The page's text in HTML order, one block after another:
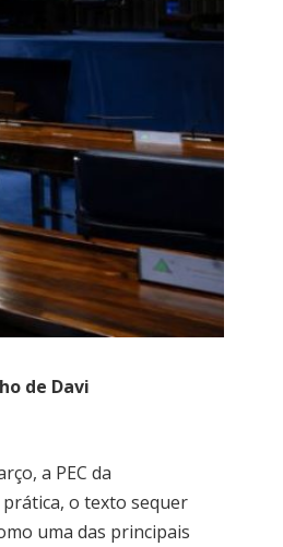
de Davi
a PEC da
prática, o texto sequer
uma das principais